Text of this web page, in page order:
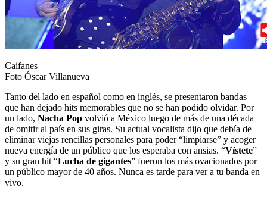
Caifanes
Foto Óscar Villanueva
Tanto del lado en español como en inglés, se presentaron bandas
que han dejado hits memorables que no se han podido olvidar. Por
un lado, Nacha Pop volvió a México luego de más de una década
de omitir al país en sus giras. Su actual vocalista dijo que debía de
eliminar viejas rencillas personales para poder “limpiarse” y acoger
nueva energía de un público que los esperaba con ansias. “Vístete”
y su gran hit “Lucha de gigantes” fueron los más ovacionados por
un público mayor de 40 años. Nunca es tarde para ver a tu banda en
vivo.